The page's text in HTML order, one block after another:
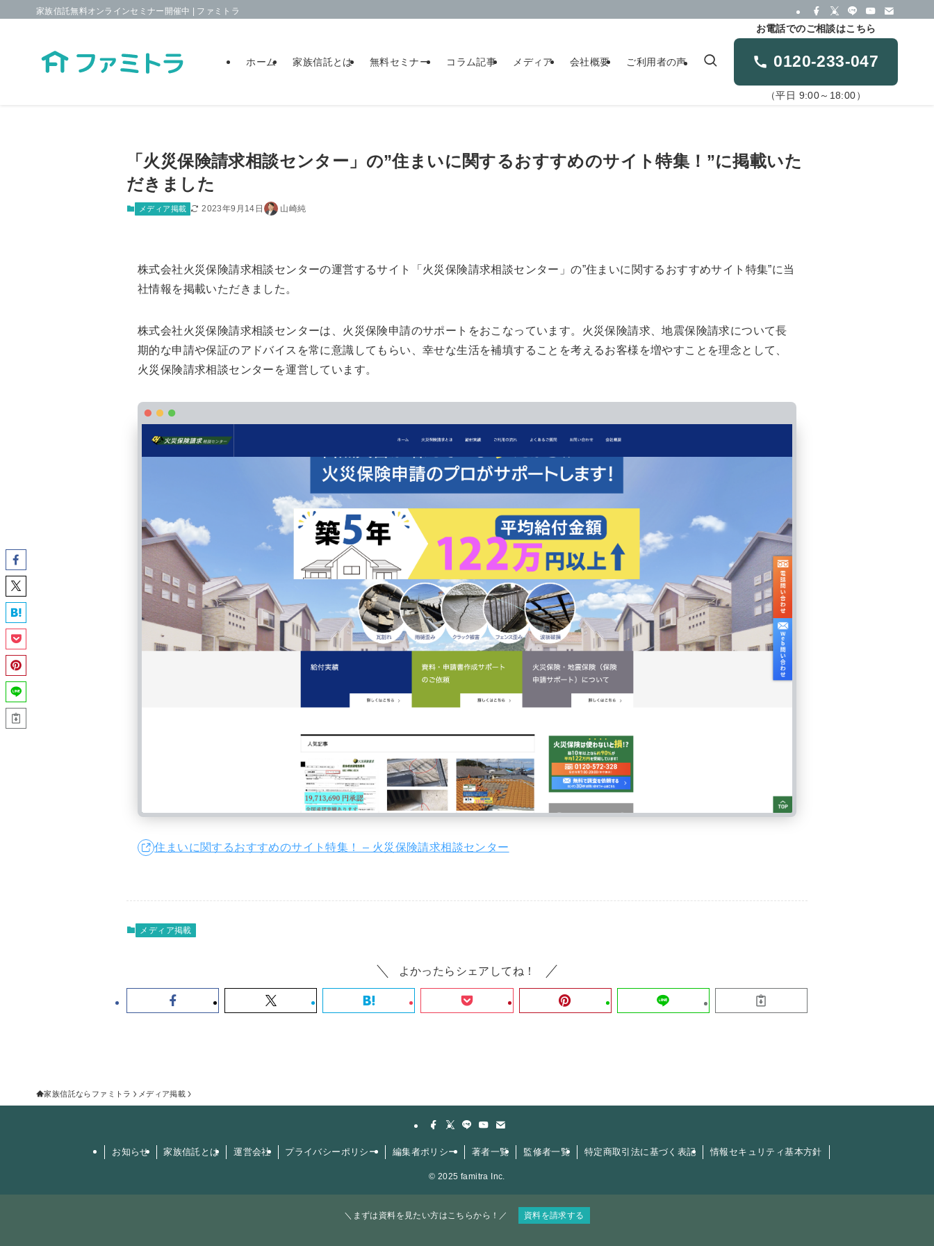
家族信託無料オンラインセミナー開催中 | ファミトラ
ホーム 家族信託とは 無料セミナー コラム記事 メディア 会社概要 ご利用者の声
お電話でのご相談はこちら
0120-233-047
（平日 9:00～18:00）
「火災保険請求相談センター」の”住まいに関するおすすめのサイト特集！”に掲載いた
だきました
メディア掲載 2023年9月14日 山崎純
株式会社火災保険請求相談センターの運営するサイト「火災保険請求相談センター」の”住まいに関するおすすめサイト特集”に当
社情報を掲載いただきました。
株式会社火災保険請求相談センターは、火災保険申請のサポートをおこなっています。火災保険請求、地震保険請求について長
期的な申請や保証のアドバイスを常に意識してもらい、幸せな生活を補填することを考えるお客様を増やすことを理念として、
火災保険請求相談センターを運営しています。
住まいに関するおすすめのサイト特集！ – 火災保険請求相談センター
メディア掲載
よかったらシェアしてね！
家族信託ならファミトラ メディア掲載
お知らせ 家族信託とは 運営会社 プライバシーポリシー 編集者ポリシー 著者一覧 監修者一覧 特定商取引法に基づく表記 情報セキュリティ基本方針
© 2025 famitra Inc.
＼まずは資料を見たい方はこちらから！／ 資料を請求する